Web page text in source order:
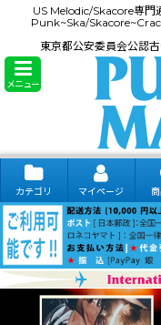
US Melodic/Skacore専
Punk~Ska/
東京都公安委員会公認
メニュー
カテゴリ マイページ